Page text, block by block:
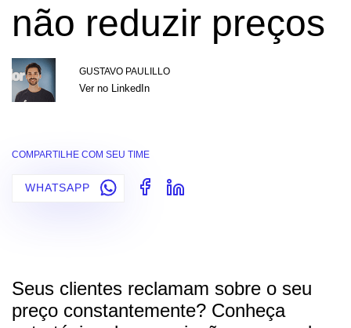
não reduzir preços
GUSTAVO PAULILLO
Ver no LinkedIn
COMPARTILHE COM SEU TIME
WHATSAPP
Seus clientes reclamam sobre o seu
preço constantemente? Conheça